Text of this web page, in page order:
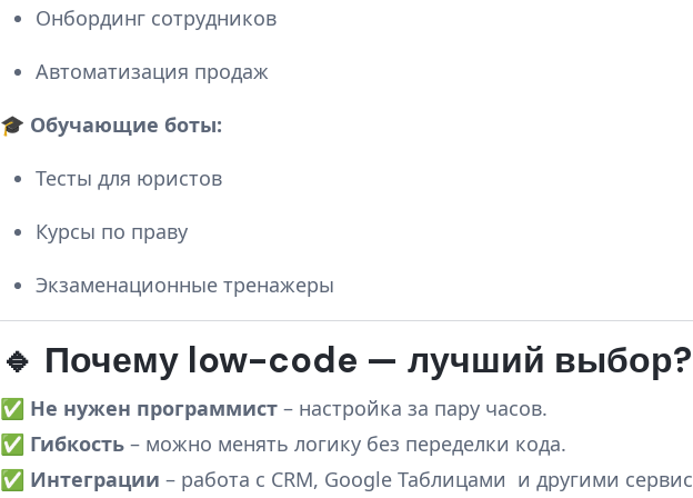
Онбординг сотрудников
Автоматизация продаж
🎓 Обучающие боты:
Тесты для юристов
Курсы по праву
Экзаменационные тренажеры
🔹 Почему low-code — лучший выбор?
✅ Не нужен программист – настройка за пару часов.
✅ Гибкость – можно менять логику без переделки кода.
✅ Интеграции – работа с CRM, Google Таблицами и другими